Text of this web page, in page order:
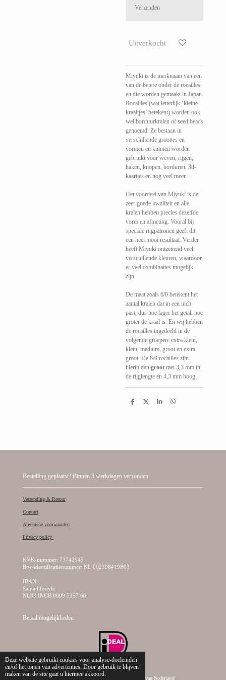
Deze website gebruikt cookies voor analyse-doeleinden
en/of het tonen van advertenties. Door gebruik te blijven
maken van de site gaat u hiermee akkoord.
Verzenden
Uitverkocht
Miyuki is de merknaam van een
van de betere onder de rocailles
en die worden gemaakt in Japan.
Rocailles (wat letterlijk ‘kleine
kraaltjes’ betekent) worden ook
wel borduurkralen of seed beads
genoemd. Ze bestaan in
verschillende groottes en
vormen en kunnen worden
gebruikt voor weven, rijgen,
haken, knopen, borduren, 3d-
kaartjes en nog veel meer.
Het voordeel van Miyuki is de
zeer goede kwaliteit en alle
kralen hebben precies dezelfde
vorm en afmeting. Vooral bij
speciale rijgpatronen geeft dit
een heel mooi resultaat. Verder
heeft Miyuki ontzettend veel
verschillende kleuren, waardoor
er veel combinaties mogelijk
zijn.
De maat zoals 6/0 betekent het
aantal kralen dat in een inch
past, dus hoe lager het getal, hoe
groter de kraal is. En wij hebben
de rocailles ingedeeld in de
volgende groepen: extra klein,
klein, medium, groot en extra
groot. De 6/0 rocailles zijn
hierin dan groot met 3,3 mm in
de rijglengte en 4,3 mm hoog.
D
D
S
D
Bestelling geplaatst? Binnen 3 werkdagen verzonden.
Verzending & Retour
Contact
Algemene voorwaarden
Privacy policy
KVK-nummer: 73742945
Btw-identificatienummer: NL 002398419B03
IBAN:
Sama lifestyle
NL83 INGB 0009 5357 60
Betaal mogelijkheden
© 2019 - 2026 Sama Lifestyle, dé creatieve kralen webshop van Nederland!